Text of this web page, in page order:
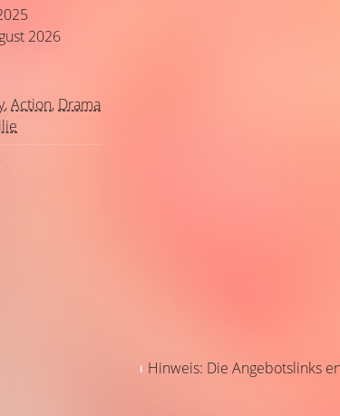
2026
,Action, Drama
Hinweis: Die Angebotslinks